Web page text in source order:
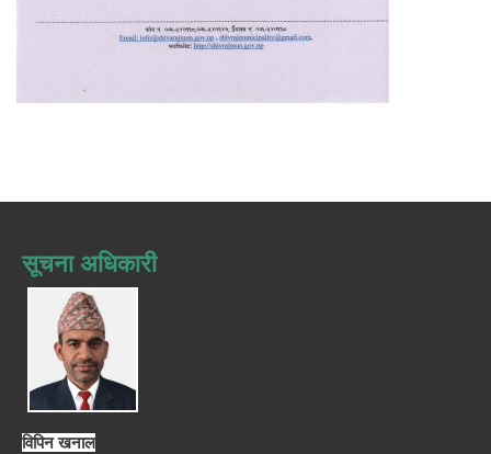
सूचना अधिकारी
विपिन खनाल